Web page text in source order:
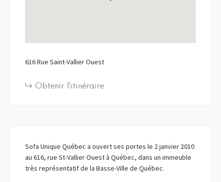
616 Rue Saint-Vallier Ouest
Obtenir l'itinéraire
Sofa Unique Québec a ouvert ses portes le 2 janvier 2010
au 616, rue St-Vallier Ouest à Québec, dans un immeuble
très représentatif de la Basse-Ville de Québec.